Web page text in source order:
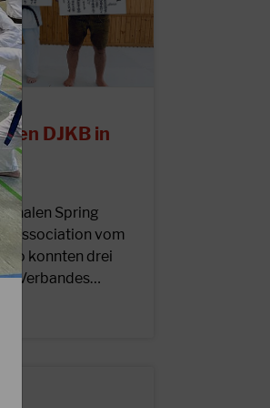
DJKB in
Spring
Association vom
konnten drei
Verbandes…